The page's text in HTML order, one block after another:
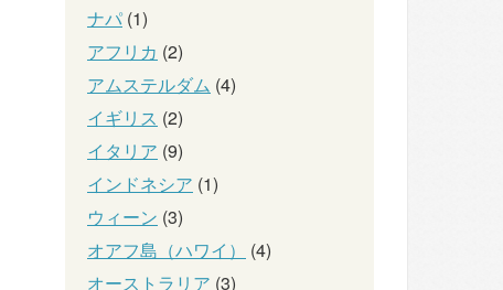
ナパ (1)
アフリカ (2)
アムステルダム (4)
イギリス (2)
イタリア (9)
インドネシア (1)
ウィーン (3)
オアフ島（ハワイ）
(4)
オーストラリア (3)